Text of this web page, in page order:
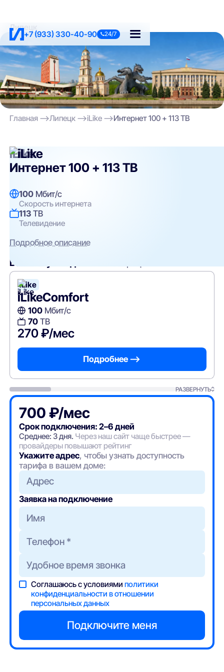
+7 (933) 330-40-90 24/7
Липецк
Главная Липецк iLike Интернет 100 + 113 ТВ
iLike
Интернет 100 + 113 ТВ
100 Мбит/с
Скорость интернета
113 ТВ
Телевидение
Подробное описание
Вам могут подойти
iLike
iLikeComfort
100Мбит/с
70ТВ
270 ₽/мес
Подробнее —>
РАЗВЕРНУТЬ
700 ₽/мес
Срок подключения: 2–6 дней
Среднее: 3 дня. Через наш сайт чаще быстрее —
провайдеры повышают рейтинг
Укажите адрес, чтобы узнать доступность
тарифа в вашем доме:
Адрес
Заявка на подключение
Соглашаюсь с условиямиполитики
конфиденциальности в отношении
персональных данных